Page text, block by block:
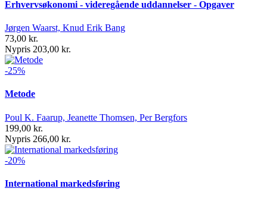
Erhvervsøkonomi - videregående uddannelser - Opgaver
Jørgen Waarst, Knud Erik Bang
73,00 kr.
Nypris 203,00 kr.
-25%
Metode
Poul K. Faarup, Jeanette Thomsen, Per Bergfors
199,00 kr.
Nypris 266,00 kr.
-20%
International markedsføring